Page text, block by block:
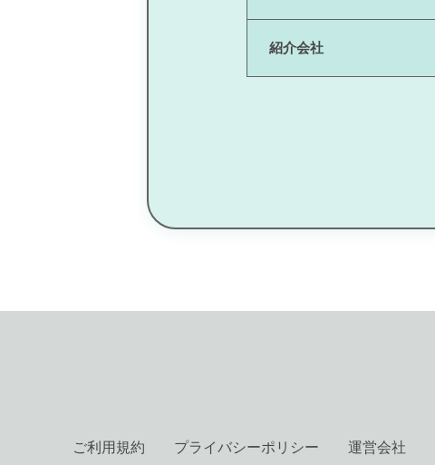
紹介会社
ご利用規約 プライバシーポリシー 運営会社